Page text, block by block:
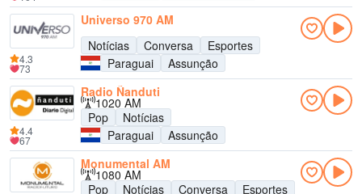
Universo 970 AM
Notícias
Conversa
Esportes
Paraguai
Assunção
4.3
73
Radio Ñanduti
1020 AM
Pop
Notícias
Paraguai
Assunção
4.4
67
Monumental AM
1080 AM
Pop
Notícias Conversa
Esportes